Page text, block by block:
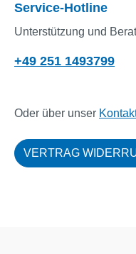
Service-Hotline
Unterstützung und
+49 251 1493799
Oder über unser
VERTRAG